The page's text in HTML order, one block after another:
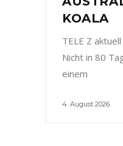
KOALA
TELE Z
Nicht in 80
einem
4. August 2026